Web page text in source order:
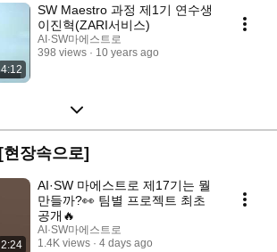
4:12
SW Maestro 과정 제1기 연수생
이진혁(ZARI서비스)
AI·SW마에스트로
398 views
10 years ago
장속으로]
2:24
AI·SW 마에스트로 제17기는 뭘
만들까?👀 팀별 프로젝트 최초
공개🔥
AI·SW마에스트로
1.4K views
4 days ago